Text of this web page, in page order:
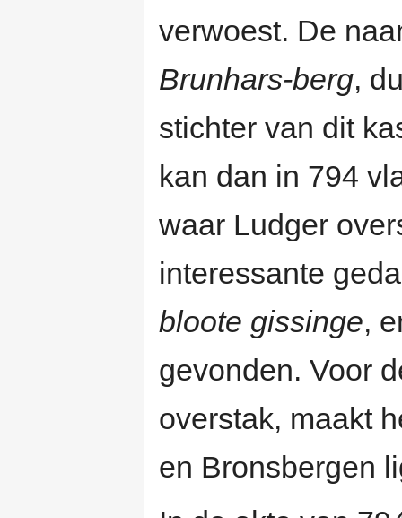
verwoest. De
Brunhars-berg,
stichter van dit
kan dan in 794
waar Ludger
interessante
bloote gissinge,
gevonden. Voor
overstak, maakt
en Bronsbergen